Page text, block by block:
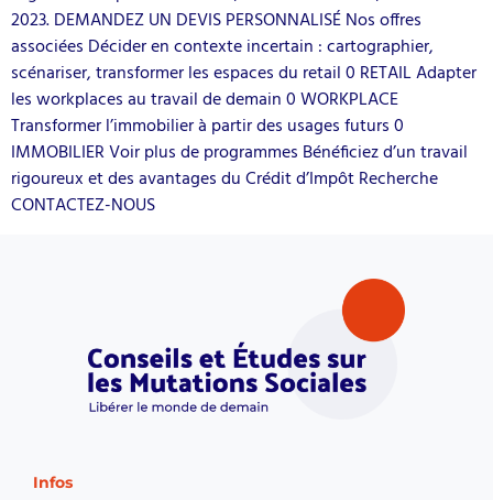
2023. DEMANDEZ UN DEVIS PERSONNALISÉ Nos offres
associées Décider en contexte incertain : cartographier,
scénariser, transformer les espaces du retail 0 RETAIL Adapter
les workplaces au travail de demain 0 WORKPLACE
Transformer l’immobilier à partir des usages futurs 0
IMMOBILIER Voir plus de programmes Bénéficiez d’un travail
rigoureux et des avantages du Crédit d’Impôt Recherche
CONTACTEZ-NOUS
Infos